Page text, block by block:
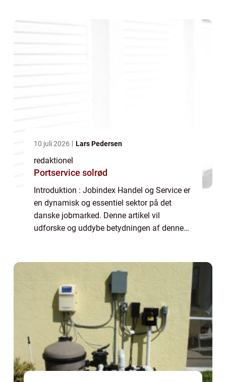
10 juli 2026 Lars Pedersen
redaktionel
Portservice solrød
Introduktion : Jobindex Handel og Service er
en dynamisk og essentiel sektor på det
danske jobmarked. Denne artikel vil
udforske og uddybe betydningen af denne